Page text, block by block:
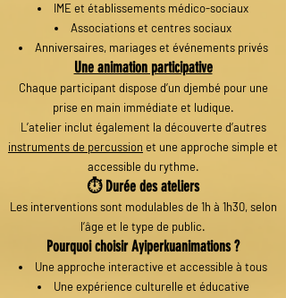
IME et établissements médico-sociaux
Associations et centres sociaux
Anniversaires, mariages et événements privés
Une animation participative
Chaque participant dispose d’un djembé pour une
prise en main immédiate et ludique.
L’atelier inclut également la découverte d’autres
instruments de percussion et une approche simple et
accessible du rythme.
⏱️ Durée des ateliers
Les interventions sont modulables de 1h à 1h30, selon
l’âge et le type de public.
Pourquoi choisir Ayiperkuanimations ?
Une approche interactive et accessible à tous
Une expérience culturelle et éducative